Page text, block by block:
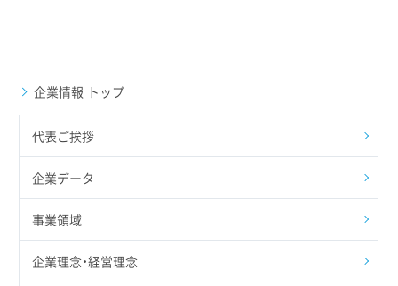
企業情報 トップ
代表ご挨拶
企業データ
事業領域
企業理念・経営理念